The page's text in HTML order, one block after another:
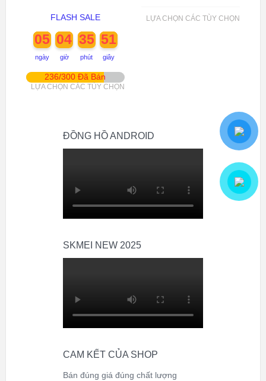
FLASH SALE
05
ngày
04
giờ
35
phút
50
giây
236/300 Đã Bán
LỰA CHỌN CÁC TÙY CHỌN
LỰA CHỌN CÁC TÙY CHỌN
ĐỒNG HỒ ANDROID
SKMEI NEW 2025
CAM KẾT CỦA SHOP
Bán đúng giá đúng chất lượng